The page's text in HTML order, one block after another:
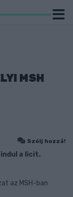
MSH
Szólj hozzá!
a licit.
az MSH-ban